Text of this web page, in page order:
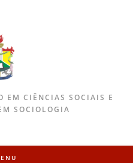
EM CIÊNCIAS SOCIAIS E
SOCIOLOGIA